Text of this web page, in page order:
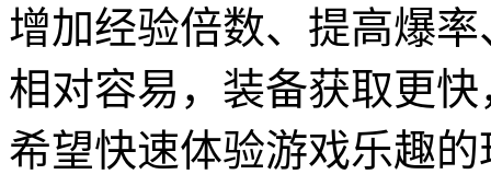
增加经验倍数、提高爆
相对容易，装备获取更
希望快速体验游戏乐趣